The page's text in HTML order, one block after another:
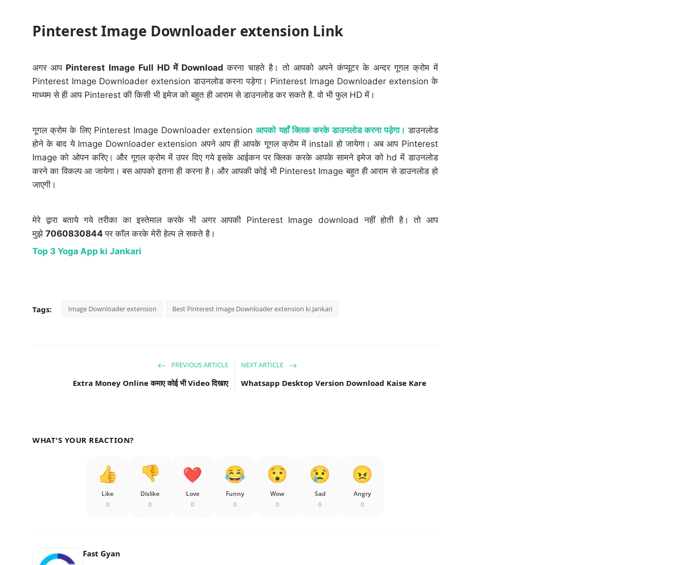
Pinterest Image Downloader extension Link
अगर आपPinterest Image Full HD में Download करना चाहते है। तो आपको अपने कंप्यूटर के अन्दर गूगल क्रोम में
Pinterest Image Downloader extension डाउनलोड करना पड़ेगा। Pinterest Image Downloader extension के
माध्यम से ही आप Pinterest की किसी भी इमेज को बहुत ही आराम से डाउनलोड कर सकते है. वो भी फुल HD में।
गूगल क्रोम के लिए Pinterest Image Downloader extensionआपको यहाँ क्लिक करके डाउनलोड करना पड़ेगा।डाउनलोड
होने के बाद ये Image Downloader extension अपने आप ही आपके गूगल क्रोम में install हो जायेगा। अब आप Pinterest
Image को ओपन करिए। और गूगल क्रोम में उपर दिए गये इसके आईकन पर क्लिक करके आपके सामने इमेज को hd में डाउनलोड
करने का विकल्प आ जायेगा। बस आपको इतना ही करना है। और आपकी कोई भी Pinterest Image बहुत ही आराम से डाउनलोड हो
जाएगी।
मेरे द्वारा बताये गये तरीका का इस्तेमाल करके भी अगर आपकी Pinterest Image download नहीं होती है। तो आप
मुझे 7060830844पर कॉल करके मेरी हेल्प ले सकते है।
Top 3 Yoga App ki Jankari
Tags: Image Downloader extension Best Pinterest Image Downloader extension ki Jankari
PREVIOUS ARTICLE
Extra Money Online कमाए कोई भी Video दिखाए
NEXT ARTICLE
Whatsapp Desktop Version Download Kaise Kare
WHAT'S YOUR REACTION?
Like
0
Dislike
0
Love
0
Funny
0
Wow
0
Sad
0
Angry
0
Fast Gyan